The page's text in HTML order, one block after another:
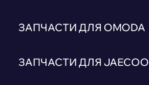
ЗАПЧАСТИ ДЛЯ OMODA
ЗАПЧАСТИ ДЛЯ JAECOO